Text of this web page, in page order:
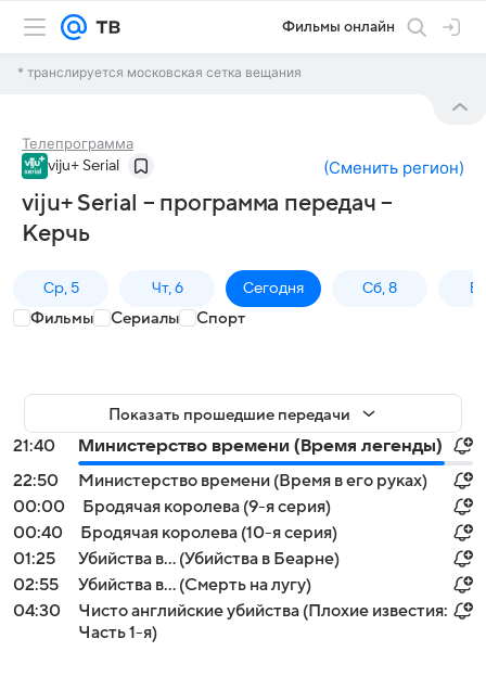
Фильмы онлайн
* транслируется московская сетка вещания
Телепрограмма
viju+ Serial (Сменить регион)
viju+ Serial – программа передач –
Керчь
Ср, 5 Чт, 6 Сегодня Сб, 8
Фильмы Сериалы Спорт
Показать прошедшие передачи
21:40
Министерство времени (Время легенды)
22:50
Министерство времени (Время в его руках)
00:00
Бродячая королева (9-я серия)
00:40
Бродячая королева (10-я серия)
01:25
Убийства в... (Убийства в Беарне)
02:55
Убийства в... (Смерть на лугу)
04:30
Чисто английские убийства (Плохие известия:
Часть 1-я)